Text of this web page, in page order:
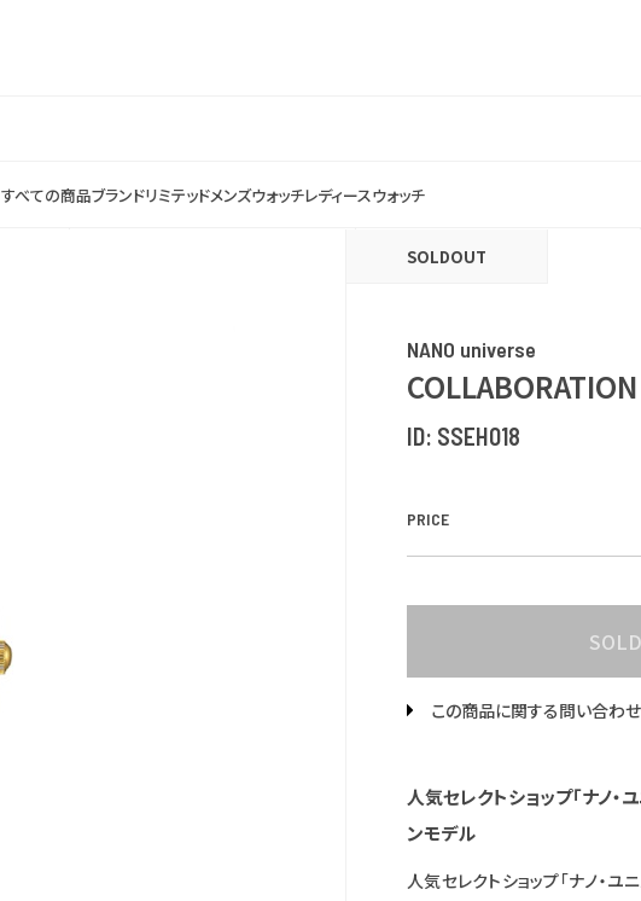
すべての商品ブランドリミテッドメンズウォッチレディースウォッチ
SOLDOUT
NANO universe
COLLABORATION
ID: SSEH018
PRICE
この商品に関する問い合わせ
人気セレクトショップ「ナノ・
ンモデル
人気セレクトショップ「ナノ・ユ